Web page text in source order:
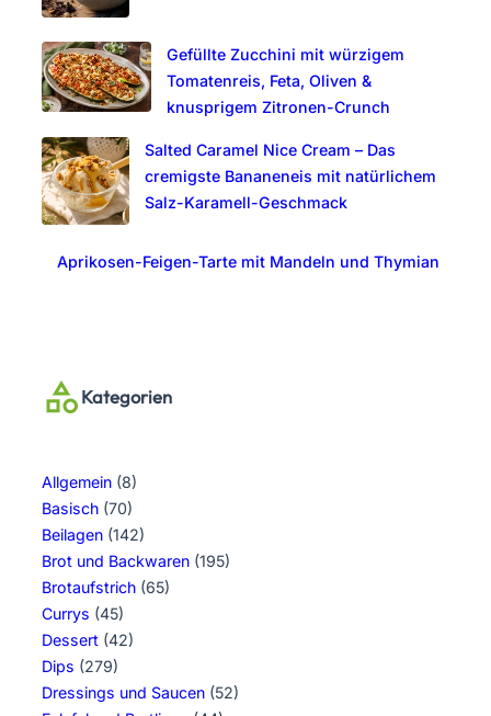
Gefüllte Zucchini mit würzigem
Tomatenreis, Feta, Oliven &
knusprigem Zitronen-Crunch
Salted Caramel Nice Cream – Das
cremigste Bananeneis mit natürlichem
Salz-Karamell-Geschmack
Aprikosen-Feigen-Tarte mit Mandeln und Thymian
Kategorien
Allgemein (8)
Basisch (70)
Beilagen (142)
Brot und Backwaren (195)
Brotaufstrich (65)
Currys (45)
Dessert (42)
Dips (279)
Dressings und Saucen (52)